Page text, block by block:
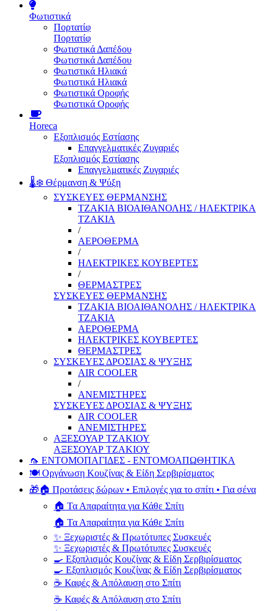
Φωτιστικά
Πορτατίφ
Πορτατίφ
Φωτιστικά Δαπέδου
Φωτιστικά Δαπέδου
Φωτιστικά Ηλιακά
Φωτιστικά Ηλιακά
Φωτιστικά Οροφής
Φωτιστικά Οροφής
Horeca
Εξοπλισμός Εστίασης
Επαγγελματικές Ζυγαριές
Εξοπλισμός Εστίασης
Επαγγελματικές Ζυγαριές
🌡️❄️ Θέρμανση & Ψύξη
ΣΥΣΚΕΥΕΣ ΘΕΡΜΑΝΣΗΣ
ΤΖΑΚΙΑ ΒΙΟΑΙΘΑΝΟΛΗΣ / ΗΛΕΚΤΡΙΚΑ
ΤΖΑΚΙΑ
/
ΑΕΡΟΘΕΡΜΑ
/
ΗΛΕΚΤΡΙΚΕΣ ΚΟΥΒΕΡΤΕΣ
/
ΘΕΡΜΑΣΤΡΕΣ
ΣΥΣΚΕΥΕΣ ΘΕΡΜΑΝΣΗΣ
ΤΖΑΚΙΑ ΒΙΟΑΙΘΑΝΟΛΗΣ / ΗΛΕΚΤΡΙΚΑ
ΤΖΑΚΙΑ
ΑΕΡΟΘΕΡΜΑ
ΗΛΕΚΤΡΙΚΕΣ ΚΟΥΒΕΡΤΕΣ
ΘΕΡΜΑΣΤΡΕΣ
ΣΥΣΚΕΥΕΣ ΔΡΟΣΙΑΣ & ΨΥΞΗΣ
AIR COOLER
/
ΑΝΕΜΙΣΤΗΡΕΣ
ΣΥΣΚΕΥΕΣ ΔΡΟΣΙΑΣ & ΨΥΞΗΣ
AIR COOLER
ΑΝΕΜΙΣΤΗΡΕΣ
ΑΞΕΣΟΥΑΡ ΤΖΑΚΙΟΥ
ΑΞΕΣΟΥΑΡ ΤΖΑΚΙΟΥ
🦟 ΕΝΤΟΜΟΠΑΓΙΔΕΣ - ΕΝΤΟΜΟΑΠΩΘΗΤΙΚΑ
🍽️ Οργάνωση Κουζίνας & Είδη Σερβιρίσματος
🎁🏠 Προτάσεις δώρων • Επιλογές για το σπίτι • Για σένα
🏠 Τα Απαραίτητα για Κάθε Σπίτι
🏠 Τα Απαραίτητα για Κάθε Σπίτι
✨ Ξεχωριστές & Πρωτότυπες Συσκευές
✨ Ξεχωριστές & Πρωτότυπες Συσκευές
🍳 Εξοπλισμός Κουζίνας & Είδη Σερβιρίσματος
🍳 Εξοπλισμός Κουζίνας & Είδη Σερβιρίσματος
☕ Καφές & Απόλαυση στο Σπίτι
☕ Καφές & Απόλαυση στο Σπίτι